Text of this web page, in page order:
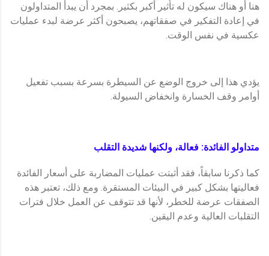
هنا أو هناك سيكون له تأثير أكبر بكثير. بمجرد أن يبدأ المتداولون
في إعادة التفكير في صفقاتهم، يصبحون أكثر عرضة لبدء عمليات
عكسية في نفس الوقت.
يؤدي هذا إلى خروج الوضع عن السيطرة بسرعة بسبب تفعيل
أوامر وقف الخسارة وانخفاض السيولة.
متداولو الفائدة: فعالة، ولكنها شديدة التقلب
كما ذكرنا سابقاً، فقد أثبتت عمليات المضاربة على أسعار الفائدة
فعاليتها بشكل كبير في البيئات المستقرة. ومع ذلك، تعتبر هذه
الصفقات عرضة للخطر، لأنها قد تتوقف عن العمل خلال فترات
التقلبات العالية وعدم اليقين.